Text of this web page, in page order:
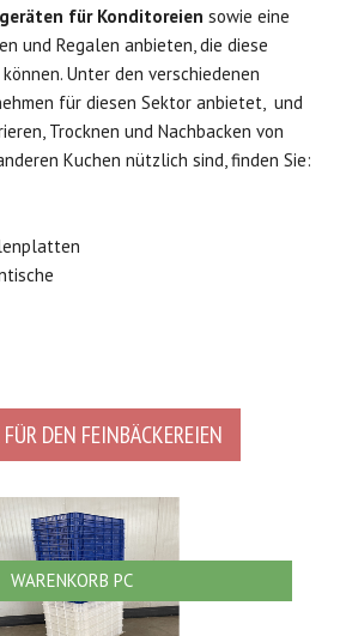
für Konditoreien sowie eine
und Regalen anbieten, die diese
Unter den verschiedenen
für diesen Sektor anbietet, und
Trocknen und Nachbacken von
Kuchen nützlich sind, finden Sie:
DEN FEINBÄCKEREIEN
WARENKORB PC